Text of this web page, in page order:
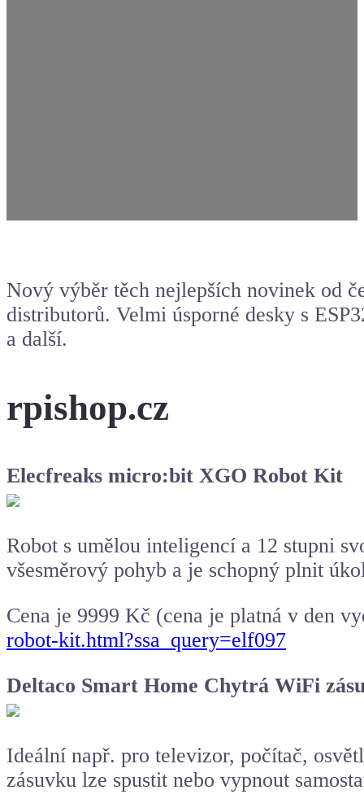
Nový výběr těch nejlepších novinek od
distributorů. Velmi úsporné desky s
a další.
rpishop.cz
Elecfreaks micro:bit XGO Robot Kit
Robot s umělou inteligencí a 12 stupni
všesměrový pohyb a je schopný plnit
Cena je 9999 Kč (cena je platná v den
robot-kit.html?ssa_query=elf097
Deltaco Smart Home Chytrá WiFi
Ideální např. pro televizor, počítač,
zásuvku lze spustit nebo vypnout